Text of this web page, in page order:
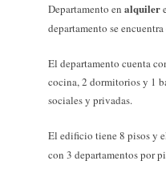
Departamento en alquiler
departamento se
El departamento cuenta
cocina, 2 dormitorios y 1
sociales y privadas.
El edificio tiene 8 pisos y
con 3 departamentos por